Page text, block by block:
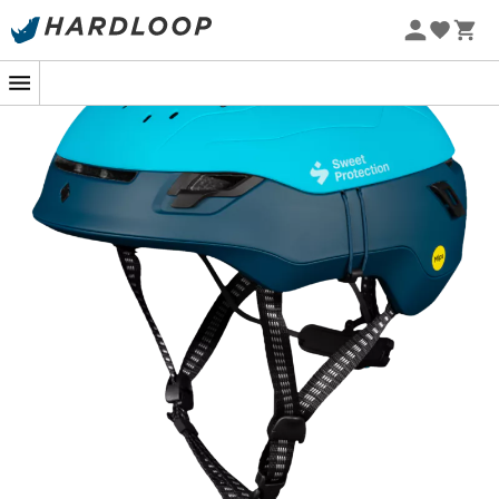
Promos d'été 🔥 -5 % EXTRA dès 2 produits* code Summer5
-5% Extra - Code Summer5